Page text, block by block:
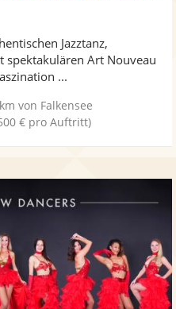
Jazztanz,
spektakulären Art Nouveau
...
von Falkensee
€ pro Auftritt)